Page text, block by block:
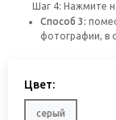
Шаг 4: Нажмите на
Способ 3:
фотографии, в
Цвет:
серый